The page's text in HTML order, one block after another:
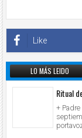
Like
LO MÁS LEIDO
Ritual
+